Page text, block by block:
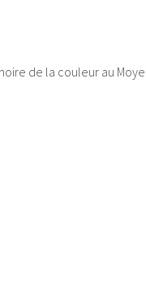
de la couleur au